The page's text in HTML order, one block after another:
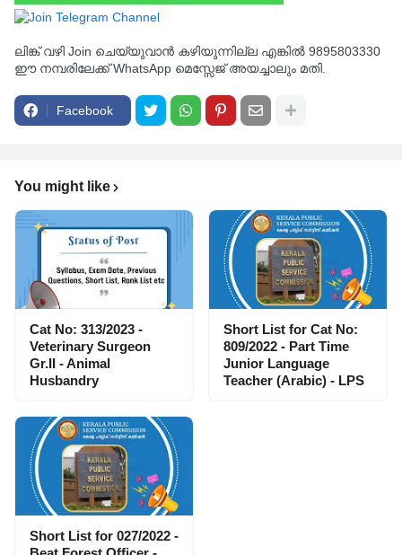
ലിങ്ക് വഴി Join ചെയ്യുവാൻ കഴിയുന്നില്ല എങ്കിൽ 9895803330
ഈ നമ്പരിലേക്ക് WhatsApp മെസ്സേജ് അയച്ചാലും മതി.
Facebook
You might like
Cat No: 313/2023 -
Veterinary Surgeon
Gr.II - Animal
Husbandry
Short List for Cat No:
809/2022 - Part Time
Junior Language
Teacher (Arabic) - LPS
Short List for 027/2022 -